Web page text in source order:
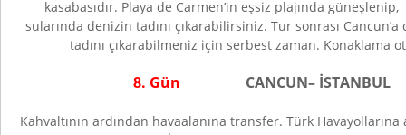
kasabasıdır. Playa de Carmen’in eşsiz plajında
sularında denizin tadını çıkarabilirsiniz. Tur sonrası
tadını çıkarabilmeniz için serbest zaman. Konaklama
8. Gün CANCUN– İSTANBUL
Kahvaltının ardından havaalanına transfer. Türk